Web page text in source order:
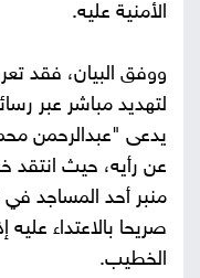
الأمنية عليه.
ووفق البيان، فقد
لتهديد مباشر عبر
يدعى "عبدالرحمن
عن رأيه، حيث انتقد
منبر أحد المساجد
صريحا بالاعتداء
الخطيب.